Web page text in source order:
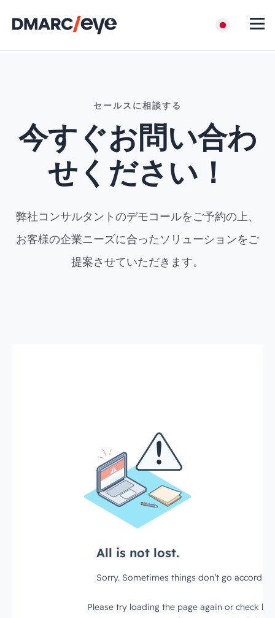
セールスに相談する
今すぐお問い合わ
せください！
弊社コンサルタントのデモコールをご予約の上、
お客様の企業ニーズに合ったソリューションをご
提案させていただきます。